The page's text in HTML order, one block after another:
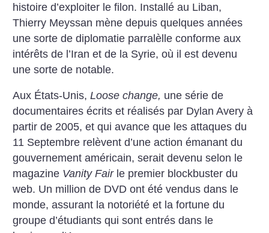
histoire d’exploiter le filon. Installé au Liban,
Thierry Meyssan mène depuis quelques années
une sorte de diplomatie parralèlle conforme aux
intérêts de l’Iran et de la Syrie, où il est devenu
une sorte de notable.
Aux États-Unis,Loose change, une série de
documentaires écrits et réalisés par Dylan Avery à
partir de 2005, et qui avance que les attaques du
11 Septembre relèvent d’une action émanant du
gouvernement américain, serait devenu selon le
magazine Vanity Fairle premier blockbuster du
web. Un million de DVD ont été vendus dans le
monde, assurant la notoriété et la fortune du
groupe d’étudiants qui sont entrés dans le